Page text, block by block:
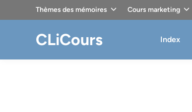
Thèmes des mémoires Cours marketing
CLiCours Index